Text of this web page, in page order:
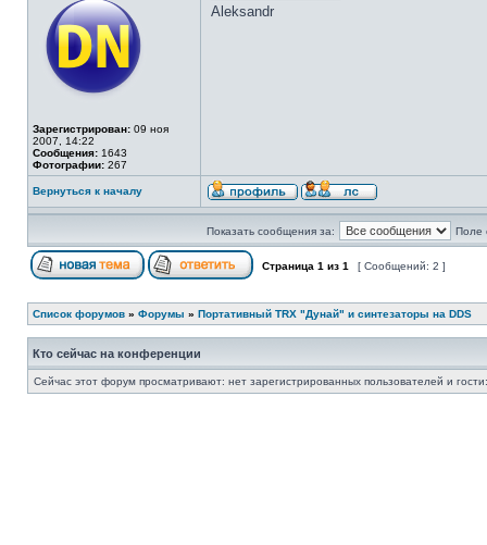
Зарегистрирован: 09 ноя
2007, 14:22
Сообщения: 1643
Фотографии: 267
Aleksandr
Вернуться к началу
Показать сообщения за: Поле
Страница 1 из 1 [ Сообщений: 2 ]
Список форумов » Форумы » Портативный TRX "Дунай" и синтезаторы на DDS
Кто сейчас на конференции
Сейчас этот форум просматривают: нет зарегистрированных пользователей и